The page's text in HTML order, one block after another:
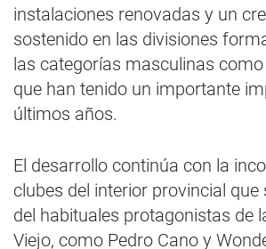
instalaciones renovadas y un
sostenido en las divisiones
las categorías masculinas
que han tenido un importante
últimos años.
El desarrollo continúa con la
clubes del interior provincial que
del habituales protagonistas de
Viejo, como Pedro Cano y